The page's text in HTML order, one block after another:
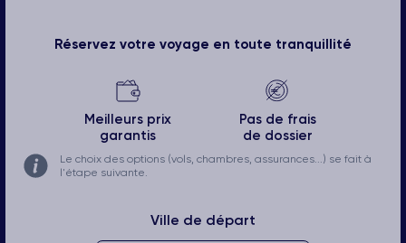
Réservez votre voyage en toute tranquillité
Meilleurs prix
garantis
Pas de frais
de dossier
Le choix des options (vols, chambres, assurances...) se fait à
l'étape suivante.
Ville de départ